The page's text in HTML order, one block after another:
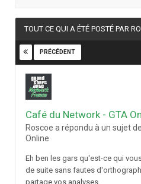
TOUT CE QUI A ÉTÉ POSTÉ PAR
PRÉCÉDENT
Café du Network - GTA
Roscoe a répondu à un sujet
Online
Eh ben les gars qu'est-ce qui
de suite sans fautes
partage vos analyses.